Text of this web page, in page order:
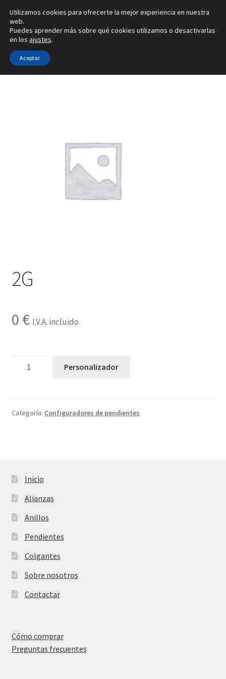
Ir
a
la
navegación
Ir
al
contenido
Inicio
Sobre nosotros
Inicio Tipo de joya
2G
0 € I.V.A. incluido
Personalizador
Categoría: Configuradores de pendientes
Inicio
Alianzas
Anillos
Pendientes
Colgantes
Sobre nosotros
Contactar
Cómo comprar
Preguntas frecuentes
Utilizamos cookies para ofrecerte la mejor experiencia en nuestra
web.
Puedes aprender más sobre qué cookies utilizamos o desactivarlas
en los ajustes.
Aceptar